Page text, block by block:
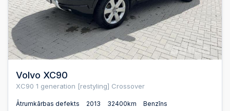
Volvo XC90
XC90 1 generation [restyling] Crossover
Ātrumkārbas defekts 2013 32400km Benzīns